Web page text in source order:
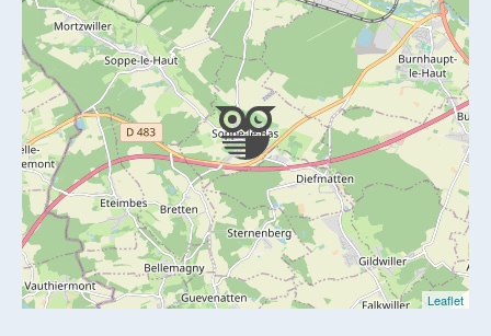
ESPACE PRO
Prestations ad-hoc
Nous recrutons
QUI SOMMES-NOUS ?
Leaflet